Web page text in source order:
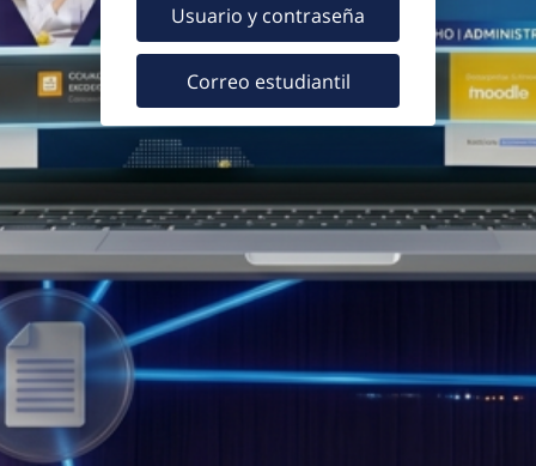
Usuario y contraseña
Correo estudiantil